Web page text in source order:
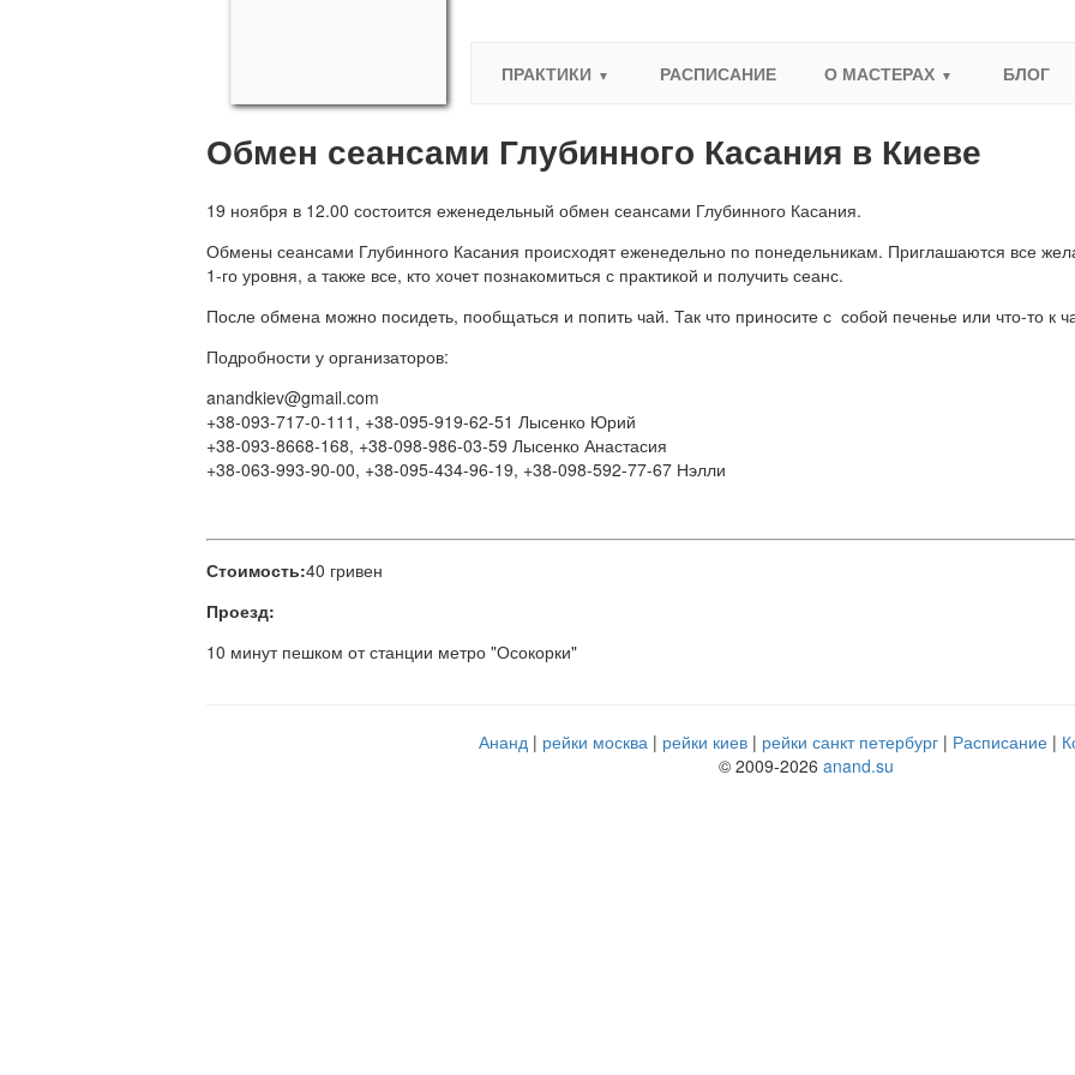
ПРАКТИКИ
РАСПИСАНИЕ О МАСТЕРАХ БЛОГ
Обмен сеансами Глубинного Касания в Киеве
19 ноября в 12.00 состоится еженедельный обмен сеансами Глубинного Касания.
Обмены сеансами Глубинного Касания происходят еженедельно по понедельникам. Приглашаются все
1-го уровня, а также все, кто хочет познакомиться с практикой и получить сеанс.
После обмена можно посидеть, пообщаться и попить чай. Так что приносите с собой печенье или что-то к
Подробности у организаторов:
anandkiev@gmail.com
+38-093-717-0-111, +38-095-919-62-51 Лысенко Юрий
+38-093-8668-168, +38-098-986-03-59 Лысенко Анастасия
+38-063-993-90-00, +38-095-434-96-19, +38-098-592-77-67 Нэлли
Стоимость:40 гривен
Проезд:
10 минут пешком от станции метро "Осокорки"
Ананд рейки москва рейки киев рейки санкт петербург Расписание
© 2009-2026 anand.su